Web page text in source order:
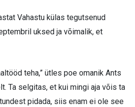
Vahastu külas tegutsenud
uksed ja võimalik, et
teha,” ütles poe omanik Ants
Ta selgitas, et kui mingi aja võis ta
pidada, siis enam ei ole see